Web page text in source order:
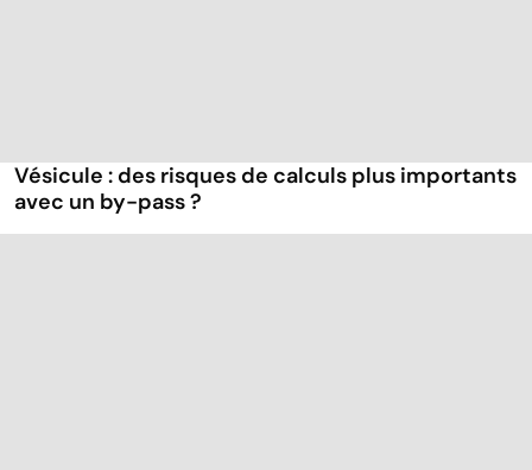
Vésicule : des risques de calculs plus importants
avec un by-pass ?